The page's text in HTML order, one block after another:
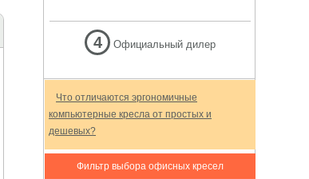
4 Официальный дилер
Что отличаются эргономичные
компьютерные кресла от простых и
дешевых?
Фильтр выбора офисных кресел